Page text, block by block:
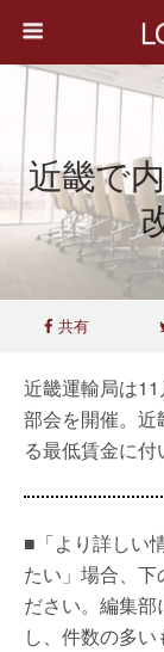
近畿で
共有
近畿運輸局は
部会を開催。
る最低賃金に付
■「より詳しい
たい」場合、下
ださい。編集部
し、件数の多